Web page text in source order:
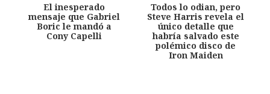
El inesperado
mensaje que Gabriel
Boric le mandó a
Cony Capelli
Todos lo odian, pero
Steve Harris revela el
único detalle que
habría salvado este
polémico disco de
Iron Maiden